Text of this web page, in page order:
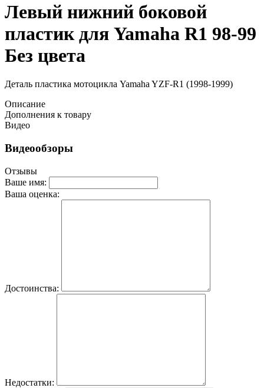
Левый нижний боковой
пластик для Yamaha R1 98-99
Без цвета
Деталь пластика мотоцикла Yamaha YZF-R1 (1998-1999)
Описание
Дополнения к товару
Видео
Видеообзоры
Отзывы
Ваше имя:
Ваша оценка:
Достоинства:
Недостатки: